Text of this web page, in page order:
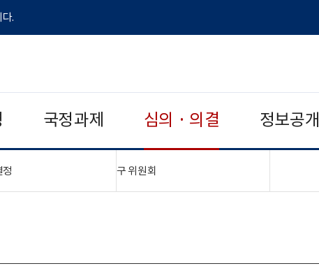
.
국정과제 심의 · 의결 정보공개
구 위원회